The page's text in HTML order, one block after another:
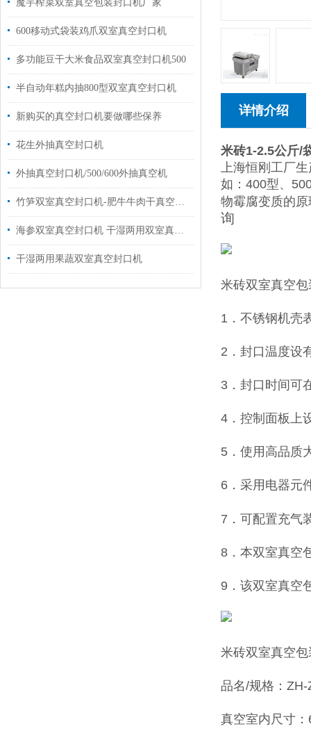
魔芋榨菜双室真空包装封口机厂家
600移动式袋装鸡爪双室真空封口机
多功能豆干大米食品双室真空封口机500
半自动年糕内抽800型双室真空封口机
新购买的真空封口机要做哪些保养
花生外抽真空封口机
外抽真空封口机/500/600外抽真空机
竹笋双室真空封口机-肥牛牛肉干真空包装机价格
海参双室真空封口机 干湿两用双室真空包装机
干湿两用果蔬双室真空封口机
详情介绍
米砖1-2.5公斤/
上海恒刚工厂
如：400型、
物霉腐变质的
询
米砖双室真空
1．不锈钢机壳
2．封口温度设
3．封口时间可
4．控制面板上
5．使用高品质
6．采用 电器元
7．可配置充气
8．本双室真空
9．该双室真空
米砖双室真空包
品名/规格：
真空室内尺寸